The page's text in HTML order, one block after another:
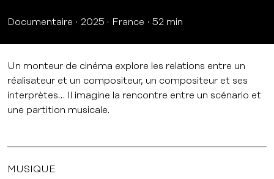
Documentaire 2025 France 52 min
Un monteur de cinéma explore les relations entre un
réalisateur et un compositeur, un compositeur et ses
interprètes… Il imagine la rencontre entre un scénario et
une partition musicale.
MUSIQUE